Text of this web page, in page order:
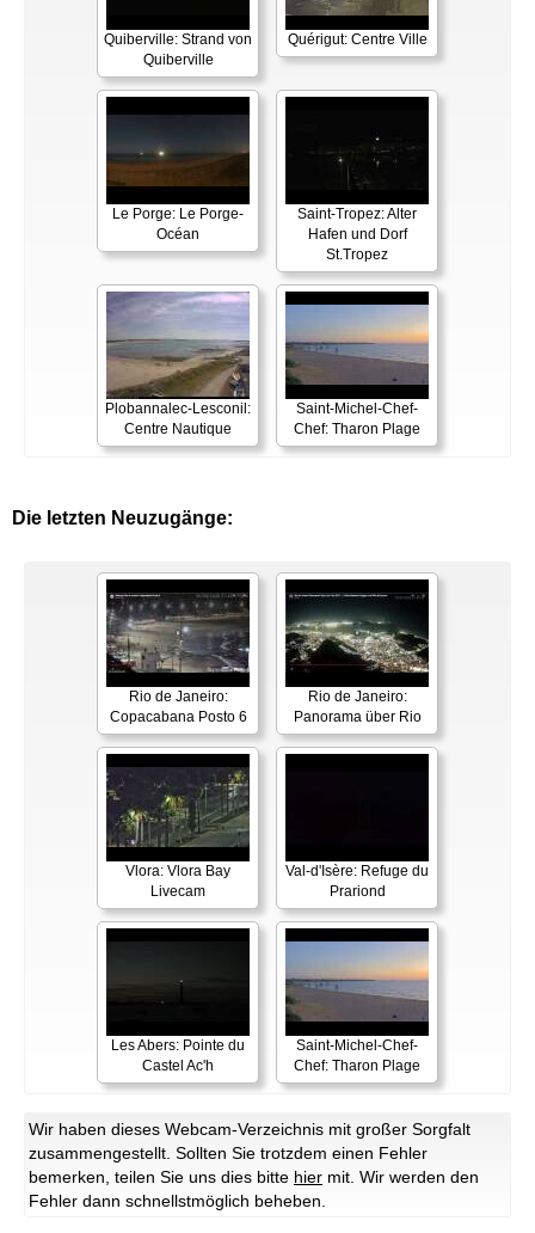
Quiberville: Strand von
Quiberville
Quérigut: Centre Ville
Le Porge: Le Porge-
Océan
Saint-Tropez: Alter
Hafen und Dorf
St.Tropez
Plobannalec-Lesconil:
Centre Nautique
Saint-Michel-Chef-
Chef: Tharon Plage
Die letzten Neuzugänge:
Rio de Janeiro:
Copacabana Posto 6
Rio de Janeiro:
Panorama über Rio
Vlora: Vlora Bay
Livecam
Val-d'Isère: Refuge du
Prariond
Les Abers: Pointe du
Castel Ac'h
Saint-Michel-Chef-
Chef: Tharon Plage
Wir haben dieses Webcam-Verzeichnis mit großer Sorgfalt
zusammengestellt. Sollten Sie trotzdem einen Fehler
bemerken, teilen Sie uns dies bitte hier mit. Wir werden den
Fehler dann schnellstmöglich beheben.